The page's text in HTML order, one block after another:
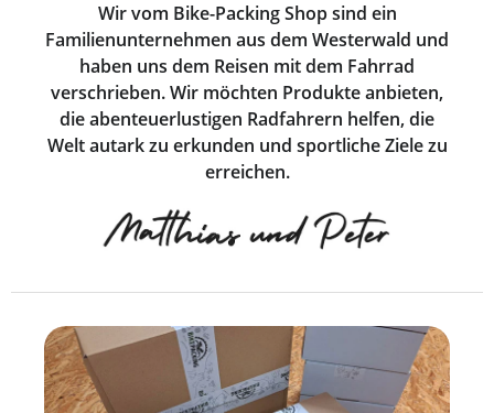
Wir vom Bike-Packing Shop sind ein
Familienunternehmen aus dem Westerwald und
haben uns dem Reisen mit dem Fahrrad
verschrieben. Wir möchten Produkte anbieten,
die abenteuerlustigen Radfahrern helfen, die
Welt autark zu erkunden und sportliche Ziele zu
erreichen.